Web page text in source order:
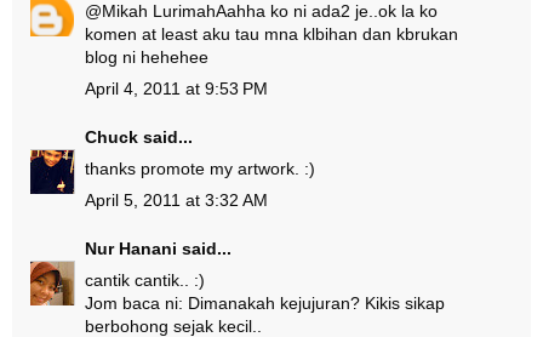
@Mikah LurimahAahha ko ni ada2 je..ok la ko
komen at least aku tau mna klbihan dan kbrukan
blog ni hehehee
April 4, 2011 at 9:53 PM
Chuck said...
thanks promote my artwork. :)
April 5, 2011 at 3:32 AM
Nur Hanani said...
cantik cantik.. :)
Jom baca ni: Dimanakah kejujuran? Kikis sikap
berbohong sejak kecil..